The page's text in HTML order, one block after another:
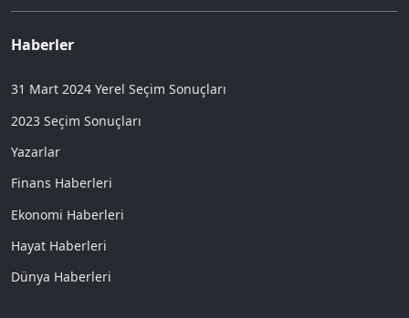
Haberler
31 Mart 2024 Yerel Seçim Sonuçları
2023 Seçim Sonuçları
Yazarlar
Finans Haberleri
Ekonomi Haberleri
Hayat Haberleri
Dünya Haberleri